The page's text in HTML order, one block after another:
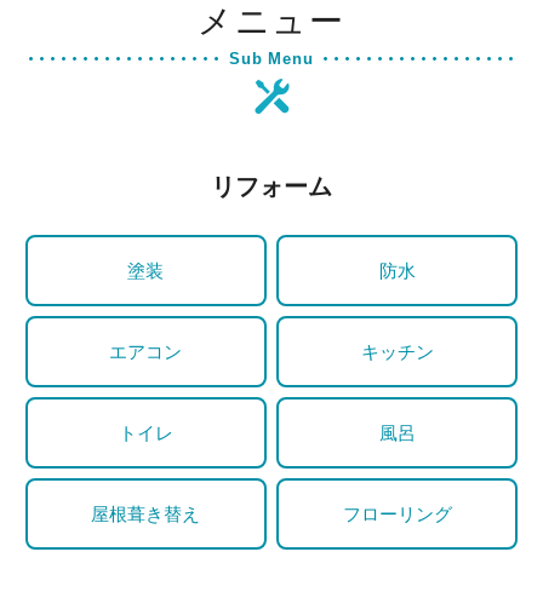
メニュー
Sub Menu
リフォーム
塗装 防水
エアコン キッチン
トイレ 風呂
屋根葺き替え フローリング